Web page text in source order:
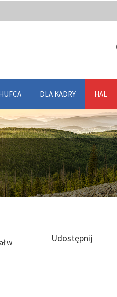
DLA KADRY HAL
w
Udostępnij